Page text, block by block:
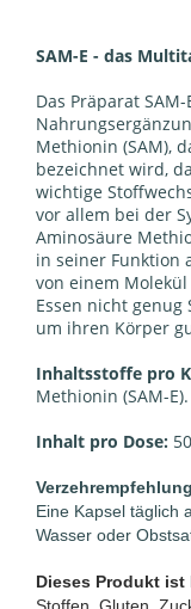
SAM-E - das
Das Präparat
Methionin (SAM),
bezeichnet wird,
wichtige
vor allem bei der
Aminosäure
in seiner Funktion
von einem
Essen nicht genug
um ihren Körper
Inhaltsstoffe pro
Methionin (SAM-E).
Inhalt pro Dose:
Eine Kapsel täglich
Wasser oder
Dieses Produkt ist
Stoffen, Gluten,